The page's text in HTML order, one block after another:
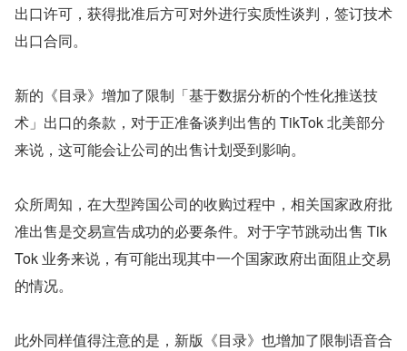
出口许可，获得批准后方可对外进行实质性谈判，签订技术
出口合同。
新的《目录》增加了限制「基于数据分析的个性化推送技
术」出口的条款，对于正准备谈判出售的 TikTok 北美部分
来说，这可能会让公司的出售计划受到影响。
众所周知，在大型跨国公司的收购过程中，相关国家政府批
准出售是交易宣告成功的必要条件。对于字节跳动出售 Tik
Tok 业务来说，有可能出现其中一个国家政府出面阻止交易
的情况。
此外同样值得注意的是，新版《目录》也增加了限制语音合